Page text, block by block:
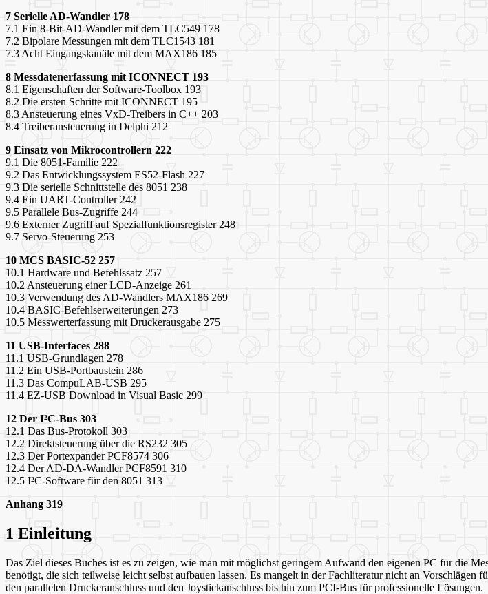
7 Serielle AD-Wandler 178
7.1 Ein 8-Bit-AD-Wandler mit dem TLC549 178
7.2 Bipolare Messungen mit dem TLC1543 181
7.3 Acht Eingangskanäle mit dem MAX186 185
8 Messdatenerfassung mit ICONNECT 193
8.1 Eigenschaften der Software-Toolbox 193
8.2 Die ersten Schritte mit ICONNECT 195
8.3 Ansteuerung eines VxD-Treibers in C++ 203
8.4 Treiberansteuerung in Delphi 212
9 Einsatz von Mikrocontrollern 222
9.1 Die 8051-Familie 222
9.2 Das Entwicklungssystem ES52-Flash 227
9.3 Die serielle Schnittstelle des 8051 238
9.4 Ein UART-Controller 242
9.5 Parallele Bus-Zugriffe 244
9.6 Externer Zugriff auf Spezialfunktionsregister 248
9.7 Servo-Steuerung 253
10 MCS BASIC-52 257
10.1 Hardware und Befehlssatz 257
10.2 Ansteuerung einer LCD-Anzeige 261
10.3 Verwendung des AD-Wandlers MAX186 269
10.4 BASIC-Befehlserweiterungen 273
10.5 Messwerterfassung mit Druckerausgabe 275
11 USB-Interfaces 288
11.1 USB-Grundlagen 278
11.2 Ein USB-Portbaustein 286
11.3 Das CompuLAB-USB 295
11.4 EZ-USB Download in Visual Basic 299
12 Der I²C-Bus 303
12.1 Das Bus-Protokoll 303
12.2 Direktsteuerung über die RS232 305
12.3 Der Portexpander PCF8574 306
12.4 Der AD-DA-Wandler PCF8591 310
12.5 I²C-Software für den 8051 313
Anhang 319
1 Einleitung
Das Ziel dieses Buches ist es zu zeigen, wie man mit möglichst geringem Aufwand den eigenen PC für die
benötigt, die sich teilweise leicht selbst aufbauen lassen. Es mangelt in der Fachliteratur nicht an
den parallelen Druckeranschluss und den Joystickanschluss bis hin zum PCI-Bus für professionelle Lösungen.